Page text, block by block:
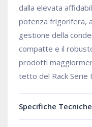
dalla elevata
potenza frigorifera,
gestione della
compatte e il
prodotti
tetto del Rack Serie
Specifiche Tecniche